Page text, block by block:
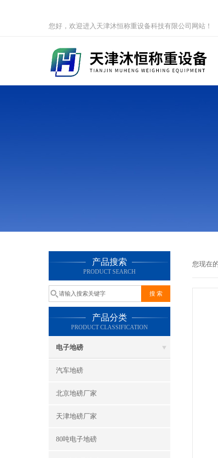
您好，欢迎进入天津沐恒称重设备科技有限公司网站！
产品搜索
PRODUCT SEARCH
产品分类
PRODUCT CLASSIFICATION
电子地磅
汽车地磅
北京地磅厂家
天津地磅厂家
80吨电子地磅
您现在